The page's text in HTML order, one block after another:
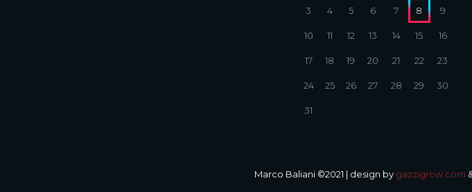
3 4 5 6 7 8 9
10 11 12 13 14 15 16
17 18 19 20 21 22 23
24 25 26 27 28 29 30
31
Marco Baliani ©2021 | design by gazzigrow.com